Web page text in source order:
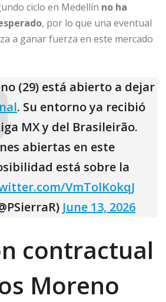
ciclo en Medellín no ha
, por lo que una eventual
a ganar fuerza en este mercado
(29) está abierto a dejar
. Su entorno ya recibió
MX y del Brasileirão.
abiertas en este
está sobre la
VmTolKokqJ
June 13, 2026
contractual
Moreno